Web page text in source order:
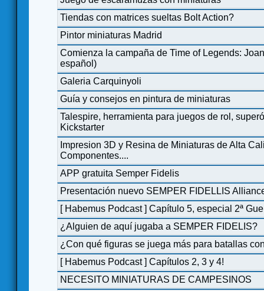
Tiendas con matrices sueltas Bolt Action?
Pintor miniaturas Madrid
Comienza la campaña de Time of Legends:
español)
Galeria Carquinyoli
Guía y consejos en pintura de miniaturas
Talespire, herramienta para juegos de rol,
Kickstarter
Impresion 3D y Resina de Miniaturas de Alta
Componentes....
APP gratuita Semper Fidelis
Presentación nuevo SEMPER FIDELLIS
[ Habemus Podcast ] Capítulo 5, especial 2ª
¿Alguien de aquí jugaba a SEMPER FIDELIS?
¿Con qué figuras se juega más para batallas
[ Habemus Podcast ] Capítulos 2, 3 y 4!
NECESITO MINIATURAS DE CAMPESINOS